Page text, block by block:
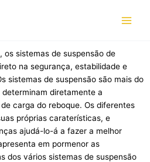
os sistemas de suspensão de
na segurança, estabilidade e
sistemas de suspensão são mais do
diretamente a
carga do reboque. Os diferentes
próprias caraterísticas, e
ajudá-lo-á a fazer a melhor
em pormenor as
dos vários sistemas de suspensão